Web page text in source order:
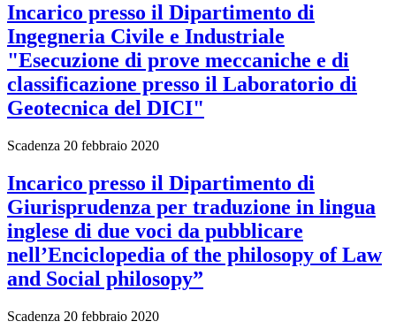
Incarico presso il Dipartimento di
Ingegneria Civile e Industriale
"Esecuzione di prove meccaniche e di
classificazione presso il Laboratorio di
Geotecnica del DICI"
Scadenza 20 febbraio 2020
Incarico presso il Dipartimento di
Giurisprudenza per traduzione in lingua
inglese di due voci da pubblicare
nell’Enciclopedia of the philosopy of Law
and Social philosopy”
Scadenza 20 febbraio 2020